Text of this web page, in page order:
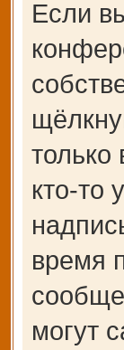
Если
только
кто-то
время
могут